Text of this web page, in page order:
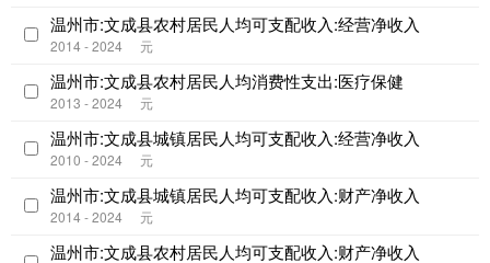
温州市:文成县农村居民人均可支配收入:经营净收入
2014 - 2024 元
温州市:文成县农村居民人均消费性支出:医疗保健
2013 - 2024 元
温州市:文成县城镇居民人均可支配收入:经营净收入
2010 - 2024 元
温州市:文成县城镇居民人均可支配收入:财产净收入
2014 - 2024 元
温州市:文成县农村居民人均可支配收入:财产净收入